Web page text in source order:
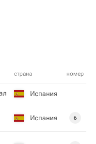
страна номер
Испания
Испания 6